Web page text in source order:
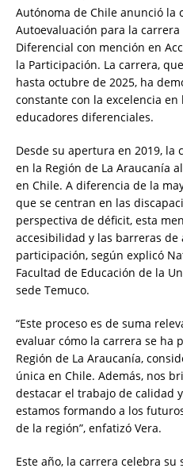
Autónoma de Chile anunció la
Autoevaluación para la carrera
Diferencial con mención en
la Participación. La carrera,
hasta octubre de 2025, ha
constante con la excelencia
educadores diferenciales.
Desde su apertura en 2019,
en la Región de La Araucanía
en Chile. A diferencia de la
que se centran en las
perspectiva de déficit, esta
accesibilidad y las barreras de
participación, según explicó
Facultad de Educación de la
sede Temuco.
“Este proceso es de suma
evaluar cómo la carrera se ha
Región de La Araucanía,
única en Chile. Además, nos
destacar el trabajo de calidad
estamos formando a los
de la región”, enfatizó Vera.
Este año, la carrera celebra